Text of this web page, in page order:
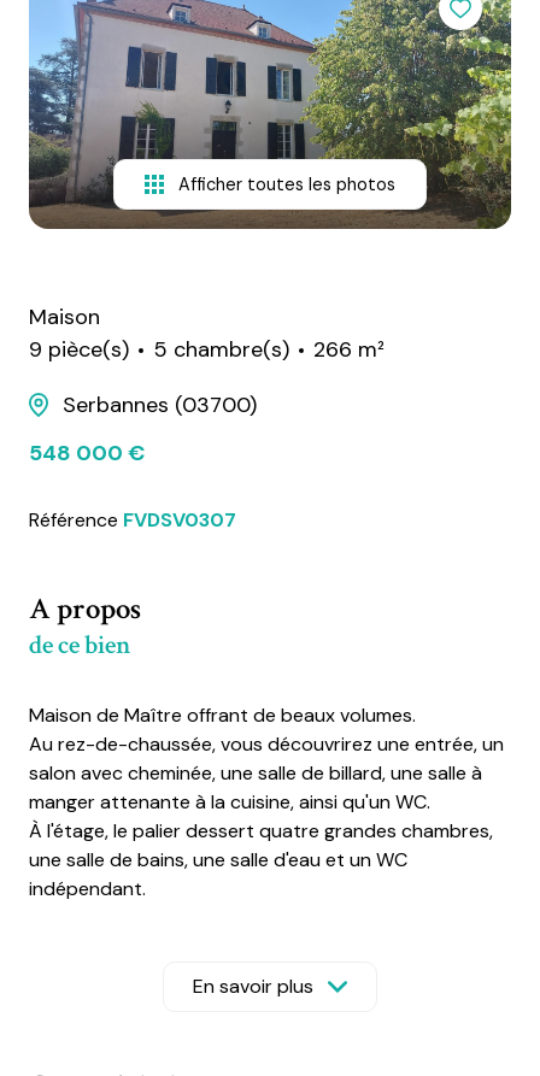
e-
mail
contact
Afficher toutes les photos
Maison
9 pièce(s)
5 chambre(s)
266 m²
Serbannes (03700)
548 000 €
Référence FVDSV0307
A propos
de ce bien
Maison de Maître offrant de beaux volumes.
Au rez-de-chaussée, vous découvrirez une entrée, un
salon avec cheminée, une salle de billard, une salle à
manger attenante à la cuisine, ainsi qu'un WC.
À l'étage, le palier dessert quatre grandes chambres,
une salle de bains, une salle d'eau et un WC
indépendant.
une chambre attenante.
À l'extérieur, la propriété dispose d'une piscine, d'un
En savoir plus